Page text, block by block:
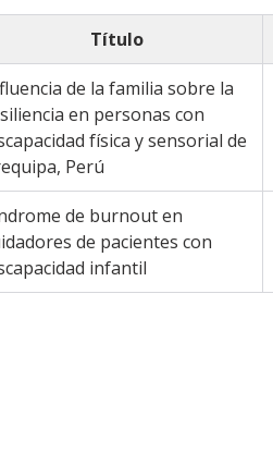
Título
de la familia sobre la
en personas con
física y sensorial de
Perú
de burnout en
de pacientes con
infantil